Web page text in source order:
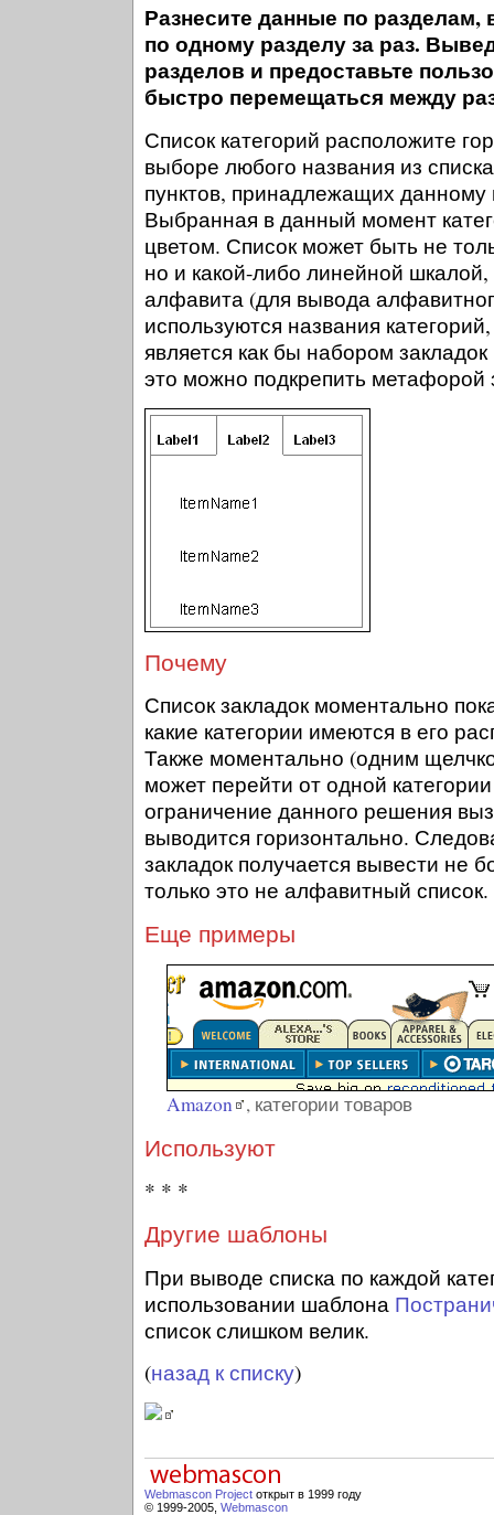
Разнесите данные по разделам,
по одному разделу за раз.
разделов и предоставьте
быстро перемещаться между
Список категорий расположите
выборе любого названия из
пунктов, принадлежащих данному
Выбранная в данный момент
цветом. Список может быть не
но и какой-либо линейной
алфавита (для вывода
используются названия
является как бы набором
это можно подкрепить метафорой
Почему
Список закладок моментально
какие категории имеются в его
Также моментально (одним
может перейти от одной
ограничение данного решения
выводится горизонтально.
закладок получается вывести не
только это не алфавитный список.
Еще примеры
Amazon , категории товаров
Используют
* * *
Другие шаблоны
При выводе списка по каждой
использовании шаблона
список слишком велик.
(назад к списку)
Webmascon Project открыт в 1999 году
© 1999-2005, Webmascon